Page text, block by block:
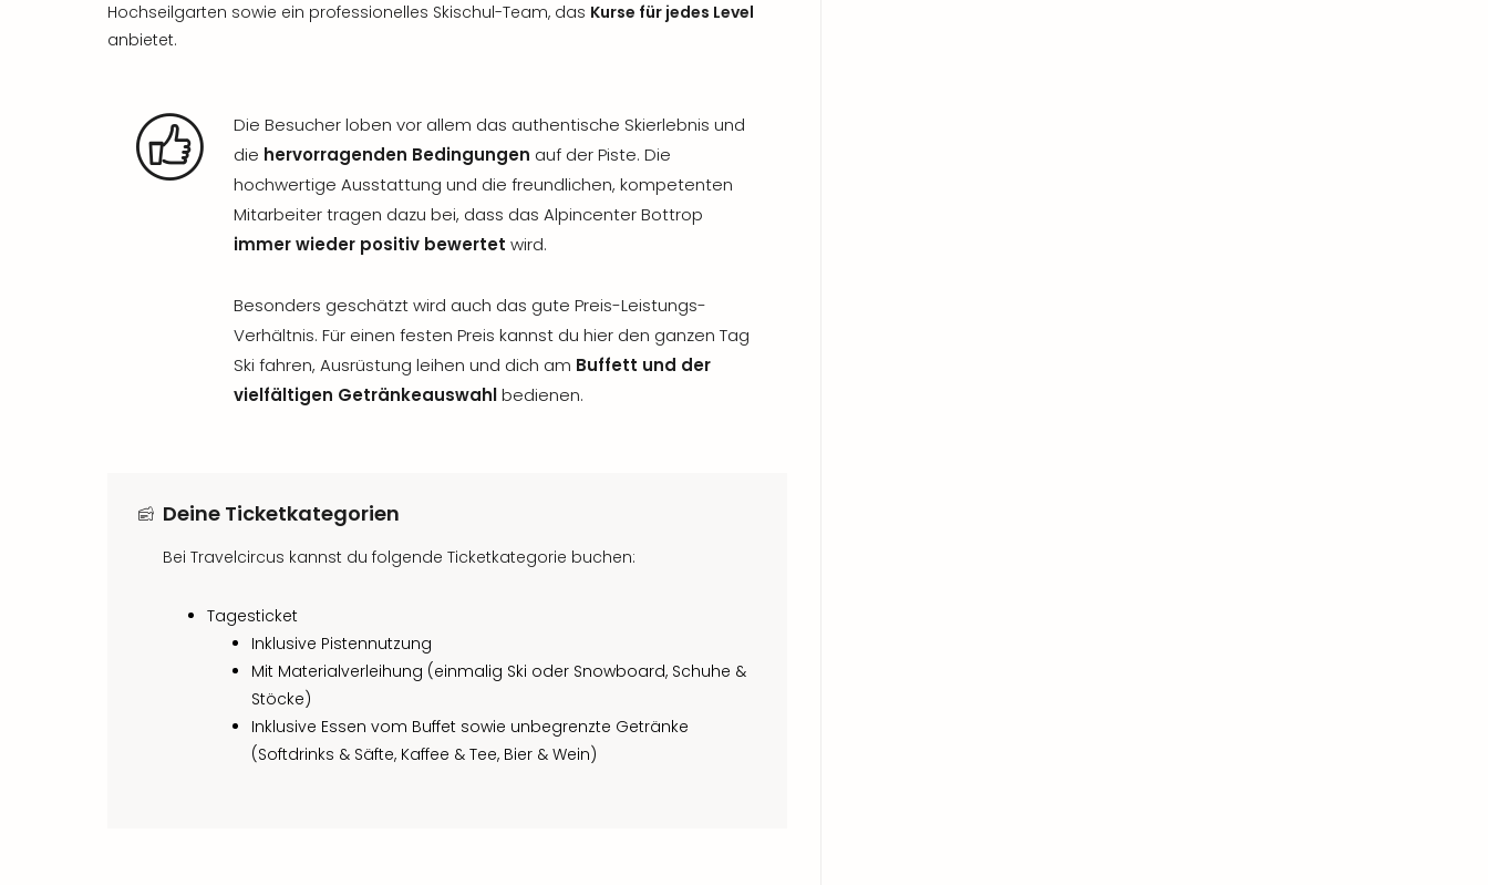
Hochseilgarten sowie ein professionelles Skischul-Team, das Kurse für jedes Level
anbietet.
Die Besucher loben vor allem das authentische Skierlebnis und
die hervorragenden Bedingungen auf der Piste. Die
hochwertige Ausstattung und die freundlichen, kompetenten
Mitarbeiter tragen dazu bei, dass das Alpincenter Bottrop
immer wieder positiv bewertet wird.
Besonders geschätzt wird auch das gute Preis-Leistungs-
Verhältnis. Für einen festen Preis kannst du hier den ganzen Tag
Ski fahren, Ausrüstung leihen und dich am Buffett und der
vielfältigen Getränkeauswahlbedienen.
Deine Ticketkategorien
Bei Travelcircus kannst du folgende Ticketkategorie buchen:
Tagesticket
Inklusive Pistennutzung
Mit Materialverleihung (einmalig Ski oder Snowboard, Schuhe &
Stöcke)
Inklusive Essen vom Buffet sowie unbegrenzte Getränke
(Softdrinks & Säfte, Kaffee & Tee, Bier & Wein)